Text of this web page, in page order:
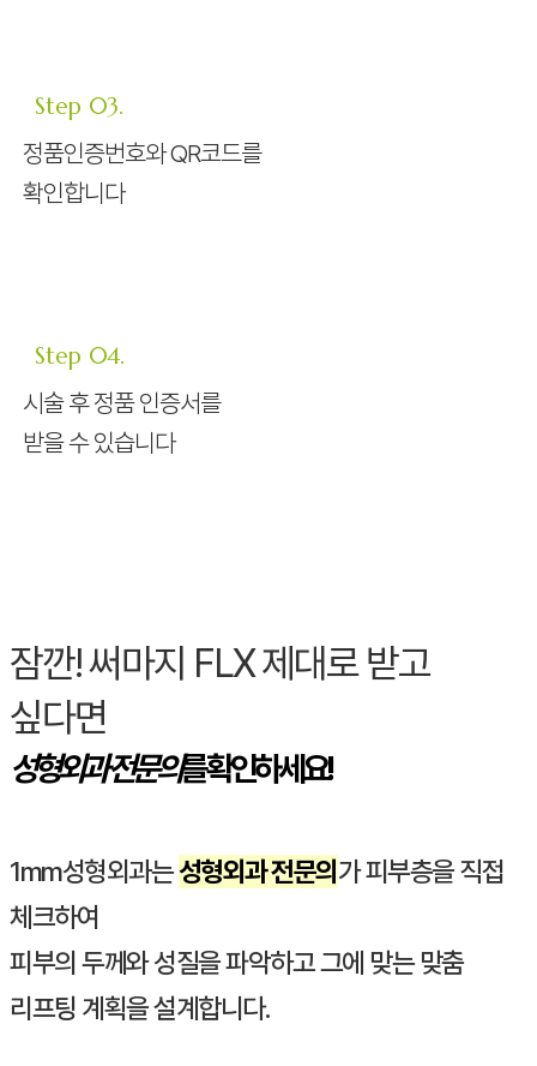
Step 03.
정품인증번호와 QR코드를
확인합니다
Step 04.
시술 후 정품 인증서를
받을 수 있습니다
잠깐! 써마지 FLX 제대로 받고
싶다면
성형외과 전문의를 확인하세요!
1mm성형외과는성형외과 전문의 가 피부층을 직접
체크하여
피부의 두께와 성질을 파악하고 그에 맞는 맞춤
리프팅 계획을 설계합니다.